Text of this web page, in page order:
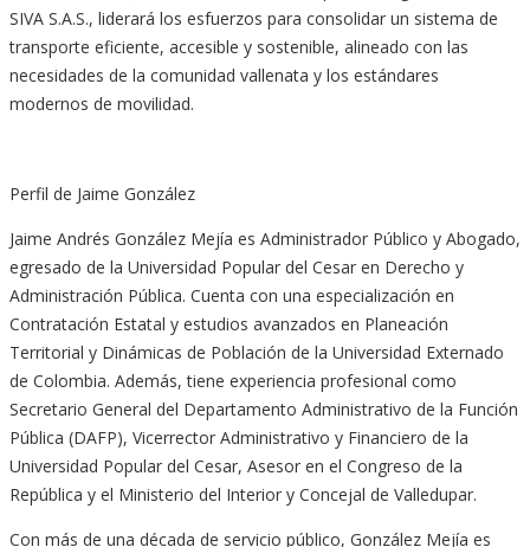
SIVA S.A.S., liderará los esfuerzos para consolidar un sistema de
transporte eficiente, accesible y sostenible, alineado con las
necesidades de la comunidad vallenata y los estándares
modernos de movilidad.
Perfil de Jaime González
Jaime Andrés González Mejía es Administrador Público y Abogado,
egresado de la Universidad Popular del Cesar en Derecho y
Administración Pública. Cuenta con una especialización en
Contratación Estatal y estudios avanzados en Planeación
Territorial y Dinámicas de Población de la Universidad Externado
de Colombia. Además, tiene experiencia profesional como
Secretario General del Departamento Administrativo de la Función
Pública (DAFP), Vicerrector Administrativo y Financiero de la
Universidad Popular del Cesar, Asesor en el Congreso de la
República y el Ministerio del Interior y Concejal de Valledupar.
Con más de una década de servicio público, González Mejía es